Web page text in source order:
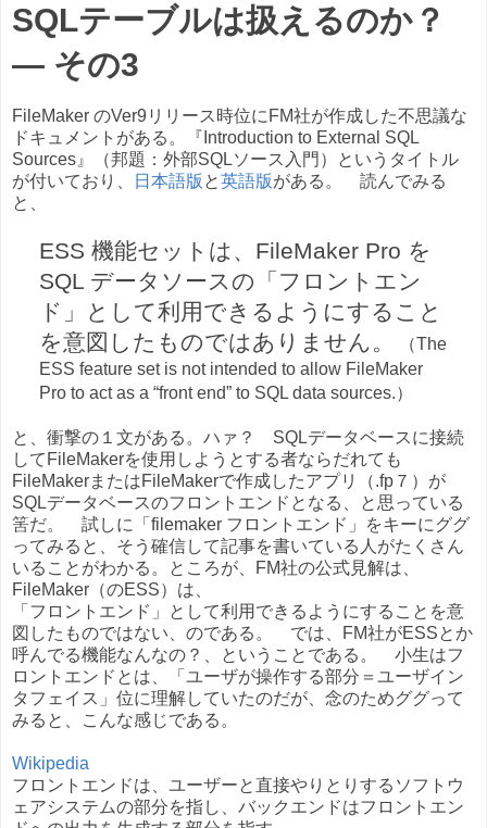
SQLテーブルは扱えるのか？
― その3
FileMaker のVer9リリース時位にFM社が作成した不思議な
ドキュメントがある。『Introduction to External SQL
Sources』（邦題：外部SQLソース入門）というタイトル
が付いており、
日本語版 と英語版がある。 読んでみる
と、
ESS 機能セットは、FileMaker Pro を
SQL データソースの「フロントエン
ド」として利用できるようにすること
を意図したものではありません。
（The
ESS feature set is not intended to allow FileMaker
Pro to act as a “front end” to SQL data sources.）
と、衝撃の１文がある。ハァ？ SQLデータベースに接続
してFileMakerを使用しようとする者ならだれても
FileMakerまたはFileMakerで作成したアプリ（.fp７）が
SQLデータベースのフロントエンドとなる、と思っている
筈だ。 試しに「filemaker フロントエンド」をキーにググ
ってみると、そう確信して記事を書いている人がたくさん
いることがわかる。ところが、FM社の公式見解は、
FileMaker（のESS）は、
「フロントエンド」として利用できるようにすることを意
図したものではない、のである。 では、FM社がESSとか
呼んでる機能なんなの？、ということである。 小生はフ
ロントエンドとは、「ユーザが操作する部分＝ユーザイン
タフェイス」位に理解していたのだが、念のためググって
みると、こんな感じである。
Wikipedia
フロントエンドは、ユーザーと直接やりとりするソフトウ
ェアシステムの部分を指し、バックエンドはフロントエン